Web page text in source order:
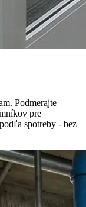
Podmerajte
pre
spotreby - bez